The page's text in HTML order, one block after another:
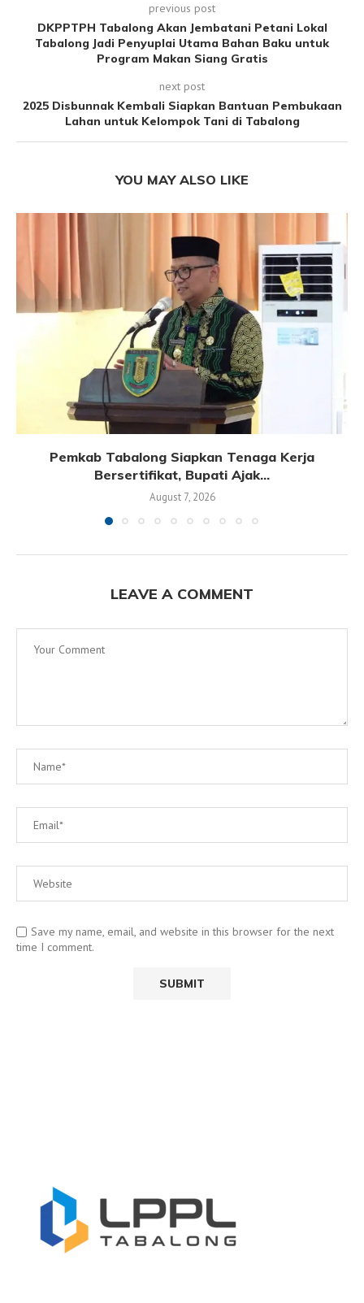
previous post
DKPPTPH Tabalong Akan Jembatani Petani Lokal
Tabalong Jadi Penyuplai Utama Bahan Baku untuk
Program Makan Siang Gratis
next post
2025 Disbunnak Kembali Siapkan Bantuan Pembukaan
Lahan untuk Kelompok Tani di Tabalong
YOU MAY ALSO LIKE
Pemkab Tabalong Siapkan Tenaga Kerja
Bersertifikat, Bupati Ajak...
August 7, 2026
LEAVE A COMMENT
Save my name, email, and website in this browser for the next
time I comment.